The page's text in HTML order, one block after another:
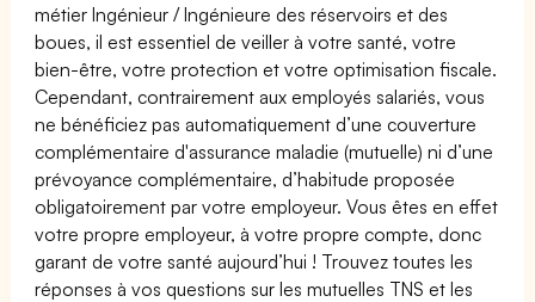
métier Ingénieur / Ingénieure des réservoirs et des
boues, il est essentiel de veiller à votre santé, votre
bien-être, votre protection et votre optimisation fiscale.
Cependant, contrairement aux employés salariés, vous
ne bénéficiez pas automatiquement d’une couverture
complémentaire d'assurance maladie (mutuelle) ni d’une
prévoyance complémentaire, d’habitude proposée
obligatoirement par votre employeur. Vous êtes en effet
votre propre employeur, à votre propre compte, donc
garant de votre santé aujourd’hui ! Trouvez toutes les
réponses à vos questions sur les mutuelles TNS et les